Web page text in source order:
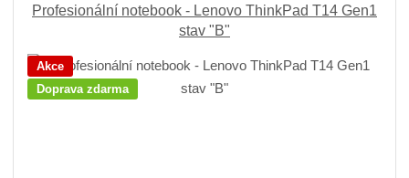
Profesionální notebook - Lenovo ThinkPad T14 Gen1
stav "B"
Akce
Doprava zdarma